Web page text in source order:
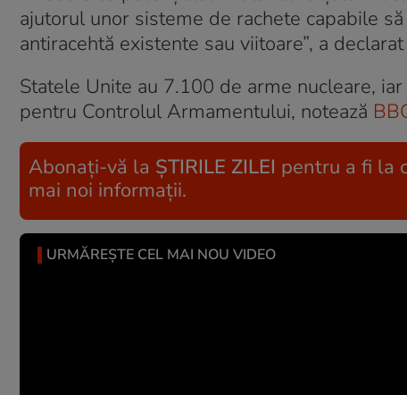
ajutorul unor sisteme de rachete capabile
antiracehtă existente sau viitoare”, a
Statele Unite au 7.100 de arme nucleare,
pentru Controlul Armamentului, notează
Abonați-vă la ȘTIRILE ZILEI pentru a fi la
mai noi informații.
URMĂREȘTE CEL MAI NOU VIDEO